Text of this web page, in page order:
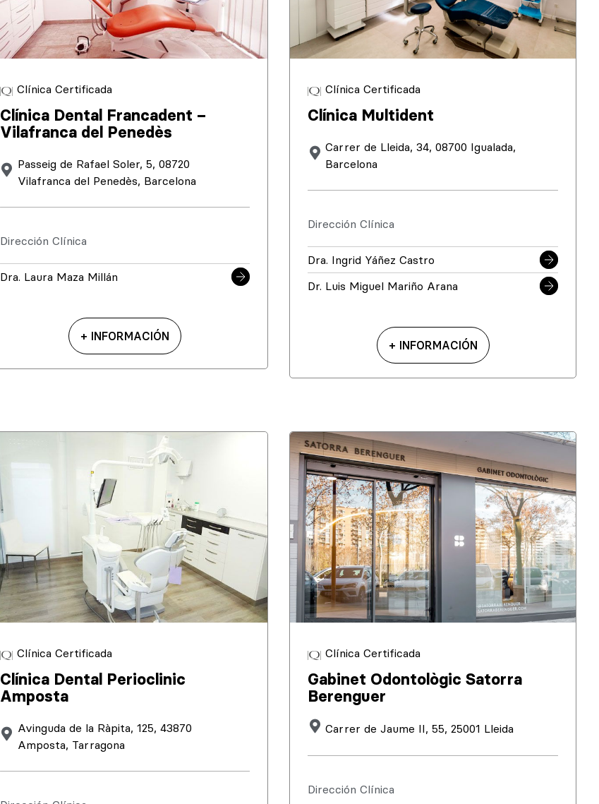
Clínica Certificada
Clínica Dental Francadent –
Vilafranca del Penedès
Passeig de Rafael Soler, 5, 08720
Vilafranca del Penedès, Barcelona
Dirección Clínica
Dra. Laura Maza Millán
+ INFORMACIÓN
Clínica Certificada
Clínica Multident
Carrer de Lleida, 34, 08700 Igualada,
Barcelona
Dirección Clínica
Dra. Ingrid Yáñez Castro
Dr. Luis Miguel Mariño Arana
+ INFORMACIÓN
Clínica Certificada
Clínica Dental Perioclinic
Amposta
Avinguda de la Ràpita, 125, 43870
Amposta, Tarragona
Clínica Certificada
Gabinet Odontològic Satorra
Berenguer
Carrer de Jaume II, 55, 25001 Lleida
Dirección Clínica